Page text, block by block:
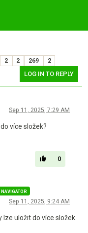
2 2 269 2
LOG IN TO REPLY
Sep 11, 2025, 7:29 AM
více složek?
0
Sep 11, 2025, 9:24 AM
lze uložit do více složek